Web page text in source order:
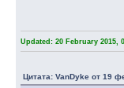
Updated: 20 February 2015,
Цитата: VanDyke от 19